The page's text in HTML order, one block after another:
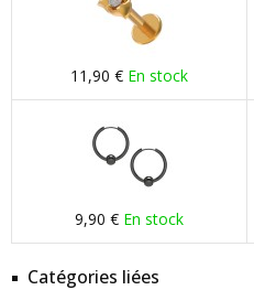
11,90 € En stock
9,90 € En stock
Catégories liées